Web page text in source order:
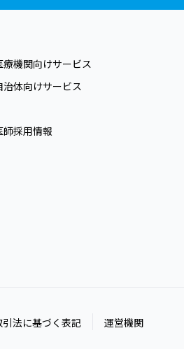
療機関向けサービス
治体向けサービス
師採用情報
法に基づく表記 運営機関